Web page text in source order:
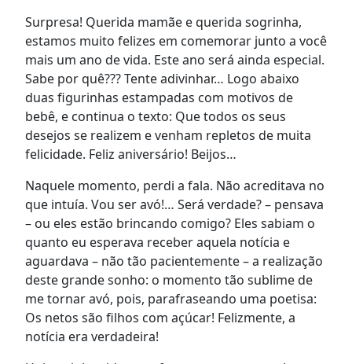
Surpresa! Querida mamãe e querida sogrinha,
estamos muito felizes em comemorar junto a você
mais um ano de vida. Este ano será ainda especial.
Sabe por quê??? Tente adivinhar… Logo abaixo
duas figurinhas estampadas com motivos de
bebê, e continua o texto: Que todos os seus
desejos se realizem e venham repletos de muita
felicidade. Feliz aniversário! Beijos…
Naquele momento, perdi a fala. Não acreditava no
que intuía. Vou ser avó!… Será verdade? – pensava
– ou eles estão brincando comigo? Eles sabiam o
quanto eu esperava receber aquela notícia e
aguardava – não tão pacientemente – a realização
deste grande sonho: o momento tão sublime de
me tornar avó, pois, parafraseando uma poetisa:
Os netos são filhos com açúcar! Felizmente, a
notícia era verdadeira!